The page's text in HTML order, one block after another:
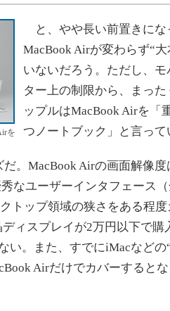
を
と、やや長い前置きにな
MacBook Airが変わらず“
いないだろう。ただし、
ター上の制限から、まっ
ップルはMacBook Airを「
つノートブック」と言って
。MacBook Airの画面解像度
なユーザーインタフェース
トップ領域の狭さをある程
ィスプレイが2万円以下で購
い。また、すでにiMacなど
Airだけでカバーすると